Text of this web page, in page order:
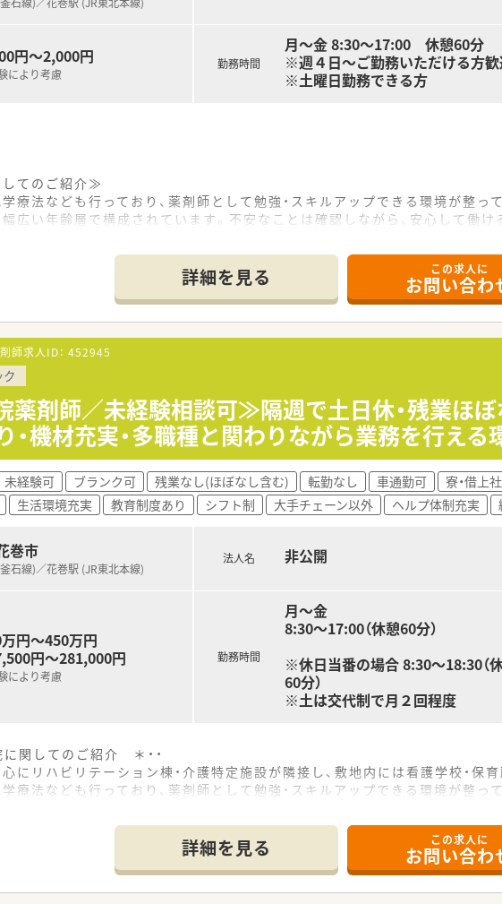
円～2,000円
により考慮
勤務時間
月～金 8:30～17:00 休憩60分
※週４日～ご勤務いただける方歓
※土曜日勤務できる方
てのご紹介≫
療法なども行っており、薬剤師として勉強・スキルアップできる環境が整って
広い年齢層で構成されています。不安なことは確認しながら、安心して働け
、人数が揃い現場が整ったら訪問診療も実施している病院なので、在宅医療
いわて女性活躍認定企業」という認定をいただきました！／
的な医療と福祉を担う』をコンセプトとして掲げていますが、当病院を支
認定を得ることが出来ました。
ず、長くご活躍いただける職場になっています。
詳細を見る この求人に
お問い合わ
師求人ID： 452945
ク
薬剤師／未経験相談可≫隔週で土日休・残業ほ
・機材充実・多職種と関わりながら業務を行え
未経験可 ブランク可 残業なし(ほぼなし含む) 転勤なし 車通勤可 寮・借上
生活環境充実 教育制度あり シフト制 大手チェーン以外 ヘルプ体制充実
巻市
石線)／花巻駅 (JR東北本線)
円～450万円
円～281,000円
により考慮
法人名 非公開
勤務時間
月～金
8:30～17:00（休憩60分）
※休日当番の場合 8:30～18:30（
60分）
※土は交代制で月２回程度
に関してのご紹介 ＊・・
にリハビリテーション棟・介護特定施設が隣接し、敷地内には看護学校・保
療法なども行っており、薬剤師として勉強・スキルアップできる環境が整って
代男性で、新卒から花巻総合病院にお勤めのベテラン薬剤師です。
ても不安なことは確認しながら、安心して働ける環境です。
が揃い現場が整ったら訪問診療も実施している病院なので、在宅医療にも関
詳細を見る この求人に
お問い合わ